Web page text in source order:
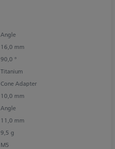
Angle
16,0 mm
90,0 °
Titanium
Cone Adapter
10,0 mm
Angle
11,0 mm
9,5 g
M5